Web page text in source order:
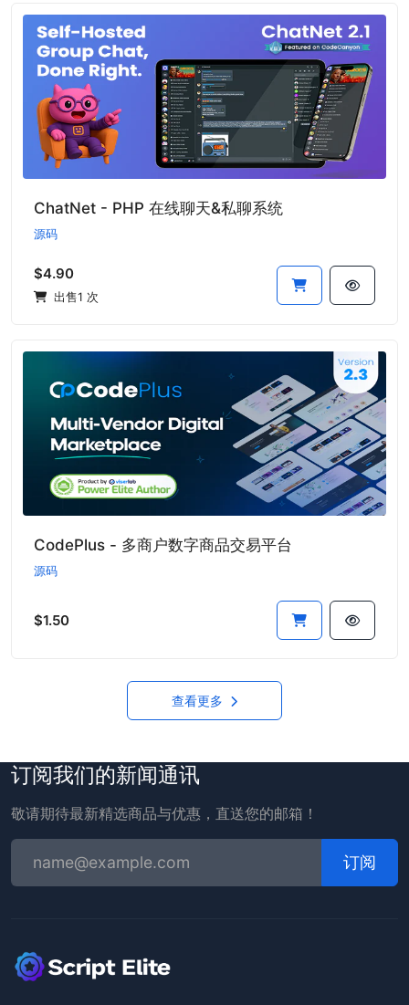
ChatNet - PHP 在线聊天&私聊系统
源码
$4.90
出售1 次
CodePlus - 多商户数字商品交易平台
源码
$1.50
查看更多
订阅我们的新闻通讯
敬请期待最新精选商品与优惠，直送您的邮箱！
订阅